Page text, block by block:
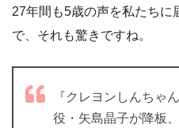
27年間も5歳の声を私たちに
で、それも驚きですね。
『クレヨンしんちゃ
役・矢島晶子が降板